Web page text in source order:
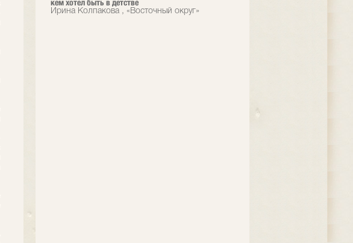
кем хотел быть в детстве
Ирина Колпакова , «Восточный округ»